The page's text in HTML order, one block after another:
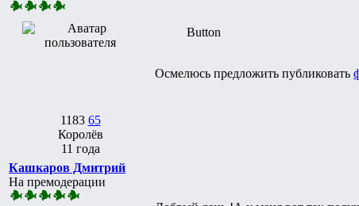
1183 65
Королёв
11 года
Button
Осмелюсь предложить публиковать
Кашкаров Дмитрий
На премодерации